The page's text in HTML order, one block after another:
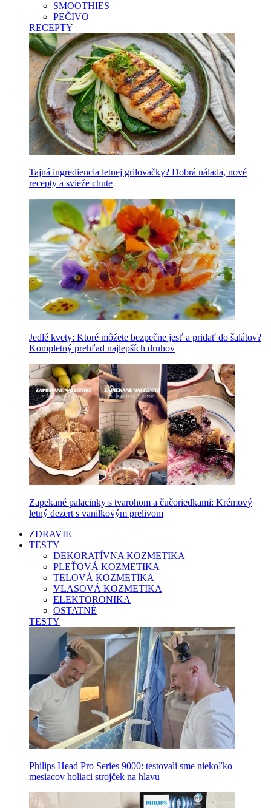
SMOOTHIES
PEČIVO
RECEPTY
Tajná ingrediencia letnej grilovačky? Dobrá nálada, nové
recepty a svieže chute
Jedlé kvety: Ktoré môžete bezpečne jesť a pridať do šalátov?
Kompletný prehľad najlepších druhov
Zapekané palacinky s tvarohom a čučoriedkami: Krémový
letný dezert s vanilkovým prelivom
ZDRAVIE
TESTY
DEKORATÍVNA KOZMETIKA
PLEŤOVÁ KOZMETIKA
TELOVÁ KOZMETIKA
VLASOVÁ KOZMETIKA
ELEKTORONIKA
OSTATNÉ
TESTY
Philips Head Pro Series 9000: testovali sme niekoľko
mesiacov holiaci strojček na hlavu